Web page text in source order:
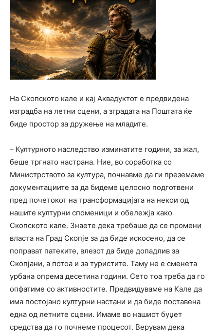
На Скопското кале и кај Аквадуктот е предвидена
изградба на летни сцени, а зградата на Поштата ќе
биде простор за дружење на младите.
– Културното наследство изминатите години, за жал,
беше тргнато настрана. Ние, во соработка со
Министрството за култура, почнавме да ги преземаме
документациите за да бидеме целосно подготвени
пред почетокот на трансформацијата на некои од
нашите културни споменици и обележја како
Скопското кале. Знаете дека требаше да се промени
власта на Град Скопје за да биде искосено, да се
поправат патеките, влезот да биде допадлив за
Скопјани, а потоа и за туристите. Таму не е сменета
урбана опрема десетина години. Сето тоа треба да го
опфатиме со активностите. Предвидуваме на Кале да
има постојано културни настани и да биде поставена
една од летните сцени. Имаме во нашиот буџет
средства да го почнеме процесот. Верувам дека